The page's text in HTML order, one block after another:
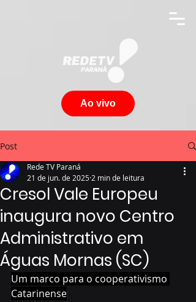
Ao vivo
Post
Cresol Vale Europeu
inaugura novo Centro
Administrativo em
Águas Mornas (SC)
Rede TV Paraná
21 de jun. de 2025 2 min de leitura
Um marco para o cooperativismo
Catarinense